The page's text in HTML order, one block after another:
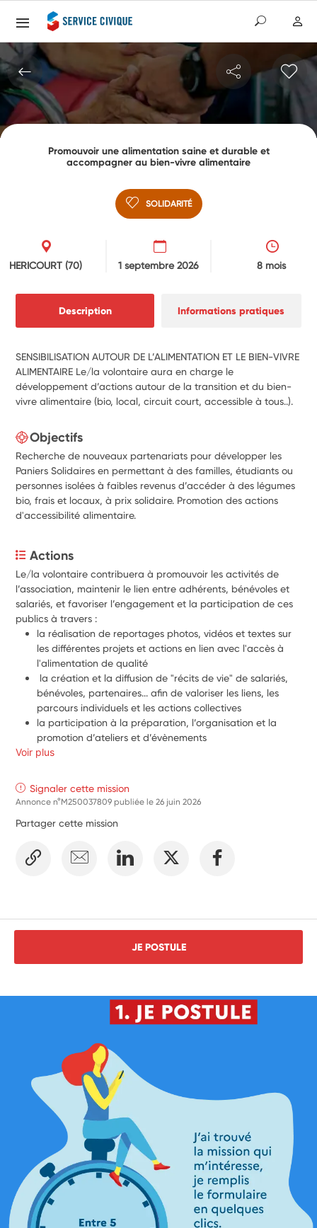
Promouvoir une alimentation saine et durable et
accompagner au bien-vivre alimentaire
SOLIDARITÉ
HERICOURT(70) 1 septembre 2026 8 mois
Description Informations pratiques
SENSIBILISATION AUTOUR DE L’ALIMENTATION ET LE BIEN-VIVRE
ALIMENTAIRE Le/la volontaire aura en charge le
développement d’actions autour de la transition et du bien-
vivre alimentaire (bio, local, circuit court, accessible à tous..).
Objectifs
Recherche de nouveaux partenariats pour développer les
Paniers Solidairesen permettant à des familles, étudiants ou
personnes isolées à faibles revenus d’accéder à des légumes
bio, frais et locaux, à prix solidaire. Promotion des actions
d'accessibilité alimentaire.
Actions
Le/la volontaire contribuera à promouvoir les activités de
l’association, maintenir le lien entre adhérents, bénévoles et
salariés, et favoriser l’engagement et la participation de ces
publics à travers :
la réalisation de reportages photos, vidéos et textes sur
les différentes projets et actions en lien avec l'accès à
l'alimentation de qualité
la création et la diffusion de "récits de vie" de salariés,
bénévoles, partenaires... afin de valoriser les liens, les
parcours individuels et les actions collectives
la participation à la préparation, l’organisation et la
promotion d’ateliers et d’évènements
des enquêtes et actions de mobilisation auprès de
personnes en situation de précarité, …)
Valorisation des actions déjà mises en place et des futurs
Voir plus
Signaler cette mission
Annonce n°M250037809 publiée le26 juin 2026
Partager cette mission
JE POSTULE